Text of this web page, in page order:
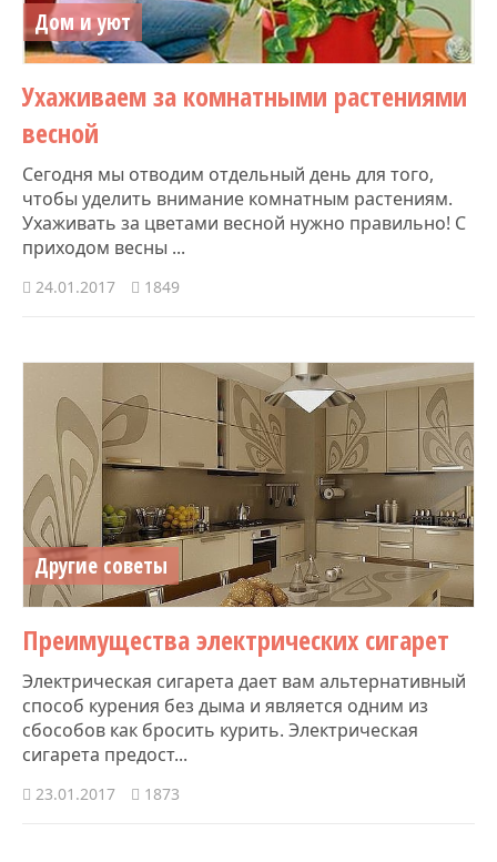
Дом и уют
Ухаживаем за комнатными растениями
весной
Сегодня мы отводим отдельный день для того,
чтобы уделить внимание комнатным растениям.
Ухаживать за цветами весной нужно правильно! С
приходом весны ...
24.01.2017 1849
Другие советы
Преимущества электрических сигарет
Электрическая сигарета дает вам альтернативный
способ курения без дыма и является одним из
сбособов как бросить курить. Электрическая
сигарета предост...
23.01.2017 1873